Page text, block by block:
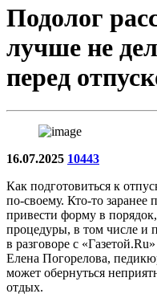
Подолог
лучше не
перед
16.07.2025 10443
Как подготовиться к
по-своему. Кто-то заранее
привести форму в
процедуры, в том числе и
в разговоре с
Елена Погорелова,
может обернуться
отдых.